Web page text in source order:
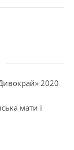
2020
мати і